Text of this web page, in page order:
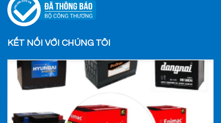
KẾT NỐI VỚI CHÚNG TÔI